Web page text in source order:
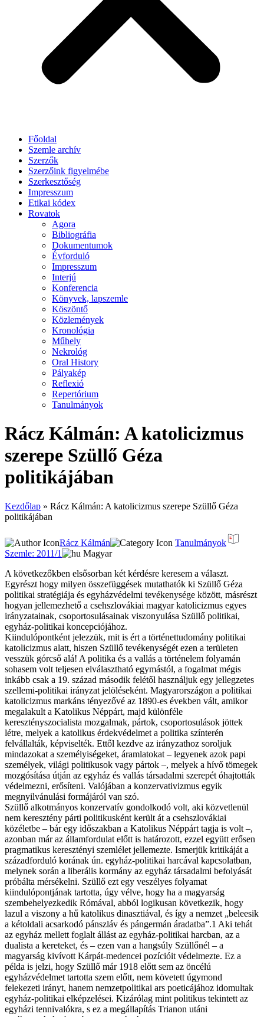
Főoldal
Szemle archív
Szerzők
Szerzőink figyelmébe
Szerkesztőség
Impresszum
Etikai kódex
Rovatok
Agora
Bibliográfia
Dokumentumok
Évforduló
Impresszum
Interjú
Konferencia
Könyvek, lapszemle
Köszöntő
Közlemények
Kronológia
Műhely
Nekrológ
Oral History
Pályakép
Reflexió
Repertórium
Tanulmányok
Rácz Kálmán: A katolicizmus
szerepe Szüllő Géza
politikájában
Kezdőlap » Rácz Kálmán: A katolicizmus szerepe Szüllő Géza
politikájában
Rácz Kálmán
Tanulmányok
Szemle: 2011/1
Magyar
A következőkben elsősorban két kérdésre keresem a választ.
Egyrészt hogy milyen összefüggések mutathatók ki Szüllő Géza
politikai stratégiája és egyházvédelmi tevékenysége között, másrészt
hogyan jellemezhető a csehszlovákiai magyar katolicizmus egyes
irányzatainak, csoportosulásainak viszonyulása Szüllő politikai,
egyház-politikai koncepciójához.
Kiindulópontként jelezzük, mit is ért a történettudomány politikai
katolicizmus alatt, hiszen Szüllő tevékenységét ezen a területen
vesszük górcső alá! A politika és a vallás a történelem folyamán
sohasem volt teljesen elválasztható egymástól, a fogalmat mégis
inkább csak a 19. század második felétől használjuk egy jellegzetes
szellemi-politikai irányzat jelöléseként. Magyarországon a politikai
katolicizmus markáns tényezővé az 1890-es években vált, amikor
megalakult a Katolikus Néppárt, majd különféle
keresztényszocialista mozgalmak, pártok, csoportosulások jöttek
létre, melyek a katolikus érdekvédelmet a politika színterén
felvállalták, képviselték. Ettől kezdve az irányzathoz soroljuk
mindazokat a személyiségeket, áramlatokat – legyenek azok papi
személyek, világi politikusok vagy pártok –, melyek a hívő tömegek
mozgósítása útján az egyház és vallás társadalmi szerepét óhajtották
védelmezni, erősíteni. Valójában a konzervativizmus egyik
megnyilvánulási formájáról van szó.
Szüllő alkotmányos konzervatív gondolkodó volt, aki közvetlenül
nem keresztény párti politikusként került át a csehszlovákiai
közéletbe – bár egy időszakban a Kato­likus Néppárt tagja is volt –,
azonban már az államfordulat előtt is határozott, ezzel együtt erősen
pragmatikus keresztényi szemlélet jellemezte. Ismerjük kritikáját a
századforduló korának ún. egyház-politikai harcával kapcsolatban,
melynek során a liberális kormány az egyház társadalmi befolyását
próbálta mérsékelni. Szüllő ezt egy veszélyes folyamat
kiindulópontjának tartotta, úgy vélve, hogy ha a magyarság
szembehelyezkedik Rómával, abból logikusan következik, hogy
lazul a viszony a hű katolikus dinasztiával, és így a nemzet „beleesik
a kétoldali acsarkodó pánszláv és pángermán áradatba”.1 Aki tehát
az egyház mellett foglalt állást az egyház-politikai harcban, az a
dualista a kereteket, és – ezen van a hangsúly Szüllőnél – a
magyarság kivívott Kárpát-medencei pozícióit védelmezte. Ez a
példa is jelzi, hogy Szüllő már 1918 előtt sem az öncélú
egyházvédelmet tartotta szem előtt, nem követett úgymond
felekezeti irányt, hanem nemzetpolitikai ars poeticájához idomultak
egyház-politikai elképzelései. Kizárólag mint politikus tekintett az
egyházi tennivalókra, s ez a megállapítás Trianon utáni